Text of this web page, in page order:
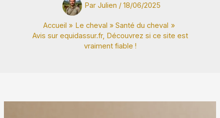
Par Julien / 18/06/2025
Accueil Le cheval
Santé du cheval
Avis sur equidassur.fr, Découvrez si ce site est
vraiment fiable !